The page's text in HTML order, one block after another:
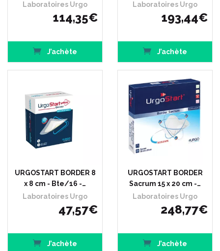
Laboratoires Urgo
114,35€
J’achète
Laboratoires Urgo
193,44€
J’achète
URGOSTART BORDER 8
x 8 cm - Bte/16 -…
Laboratoires Urgo
47,57€
J’achète
URGOSTART BORDER
Sacrum 15 x 20 cm -…
Laboratoires Urgo
248,77€
J’achète